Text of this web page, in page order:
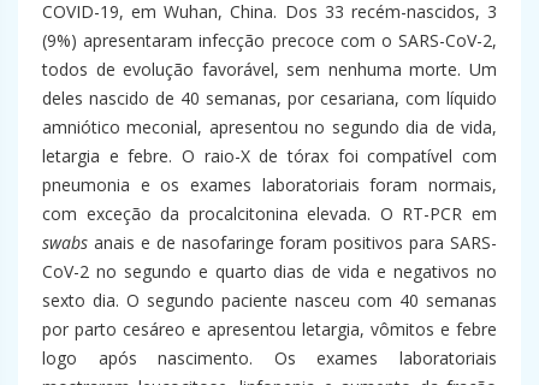
COVID-19, em Wuhan, China. Dos 33 recém-nascidos, 3
(9%) apresentaram infecção precoce com o SARS-CoV-2,
todos de evolução favorável, sem nenhuma morte. Um
deles nascido de 40 semanas, por cesariana, com líquido
amniótico meconial, apresentou no segundo dia de vida,
letargia e febre. O raio-X de tórax foi compatível com
pneumonia e os exames laboratoriais foram normais,
com exceção da procalcitonina elevada. O RT-PCR em
swabs anais e de nasofaringe foram positivos para SARS-
CoV-2 no segundo e quarto dias de vida e negativos no
sexto dia. O segundo paciente nasceu com 40 semanas
por parto cesáreo e apresentou letargia, vômitos e febre
logo após nascimento. Os exames laboratoriais